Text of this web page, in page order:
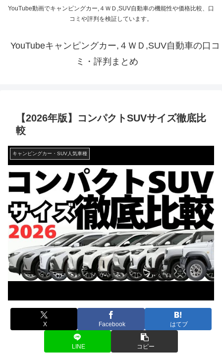
YouTube動画でキャンピングカー,４ＷＤ,SUV自動車の機能性や価格比較、口
コミや評判を検証しています。
YouTubeキャンピングカー,４ＷＤ,SUV自動車の口コ
ミ・評判まとめ
【2026年版】コンパクトSUVサイズ徹底比
較
キャンピングカー・SUV人気車種
X Facebook はてブ
LINE コピー